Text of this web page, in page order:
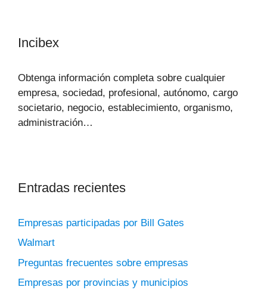
Incibex
Obtenga información completa sobre cualquier
empresa, sociedad, profesional, autónomo, cargo
societario, negocio, establecimiento, organismo,
administración…
Entradas recientes
Empresas participadas por Bill Gates
Walmart
Preguntas frecuentes sobre empresas
Empresas por provincias y municipios